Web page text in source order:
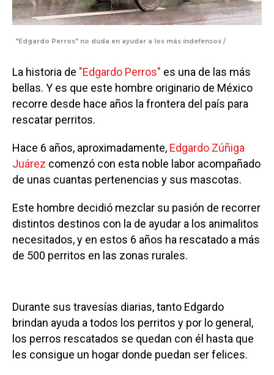
"Edgardo Perros" no duda en ayudar a los más indefensos /
La historia de "Edgardo Perros" es una de las más
bellas. Y es que este hombre originario de México
recorre desde hace años la frontera del país para
rescatar perritos.
Hace 6 años, aproximadamente, Edgardo Zúñiga
Juárez comenzó con esta noble labor acompañado
de unas cuantas pertenencias y sus mascotas.
Este hombre decidió mezclar su pasión de recorrer
distintos destinos con la de ayudar a los animalitos
necesitados, y en estos 6 años ha rescatado a más
de 500 perritos en las zonas rurales.
Durante sus travesías diarias, tanto Edgardo
brindan ayuda a todos los perritos y por lo general,
los perros rescatados se quedan con él hasta que
les consigue un hogar donde puedan ser felices.